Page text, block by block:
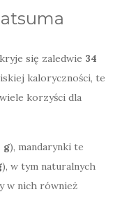
się zaledwie 34
kaloryczności, te
korzyści dla
g), mandarynki te
), w tym naturalnych
w nich również